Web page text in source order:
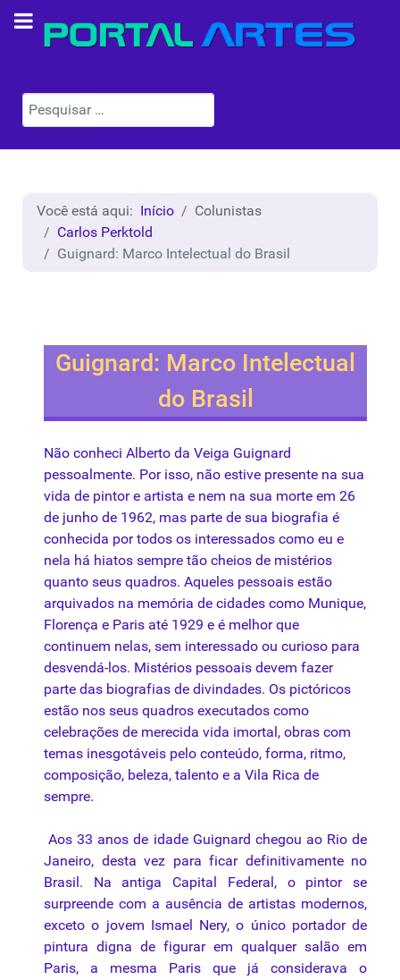
Pesquisar
Você está aqui: Início
Colunistas
Carlos Perktold
Guignard: Marco Intelectual do Brasil
Guignard: Marco Intelectual
do Brasil
Não conheci Alberto da Veiga Guignard
pessoalmente. Por isso, não estive presente na sua
vida de pintor e artista e nem na sua morte em 26
de junho de 1962, mas parte de sua biografia é
conhecida por todos os interessados como eu e
nela há hiatos sempre tão cheios de mistérios
quanto seus quadros. Aqueles pessoais estão
arquivados na memória de cidades como Munique,
Florença e Paris até 1929 e é melhor que
continuem nelas, sem interessado ou curioso para
desvendá-los. Mistérios pessoais devem fazer
parte das biografias de divindades. Os pictóricos
estão nos seus quadros executados como
celebrações de merecida vida imortal, obras com
temas inesgotáveis pelo conteúdo, forma, ritmo,
composição, beleza, talento e a Vila Rica de
sempre.
Aos 33 anos de idade Guignard chegou ao Rio de
Janeiro, desta vez para ficar definitivamente no
Brasil. Na antiga Capital Federal, o pintorse
surpreende com a ausência de artistas modernos,
exceto o jovem Ismael Nery, o único portador de
pintura digna de figurar em qualquer salão em
Paris, a mesma Paris que já considerava o